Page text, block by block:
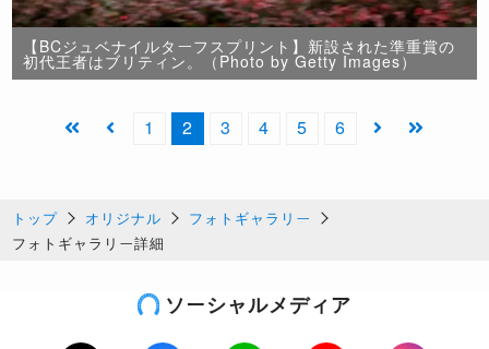
【BCジュベナイルターフスプリント】新設された準重賞の
初代王者はブリティン。（Photo by Getty Images）
1 2 3 4 5 6
トップ オリジナル
フォトギャラリー
フォトギャラリー詳細
ソーシャルメディア